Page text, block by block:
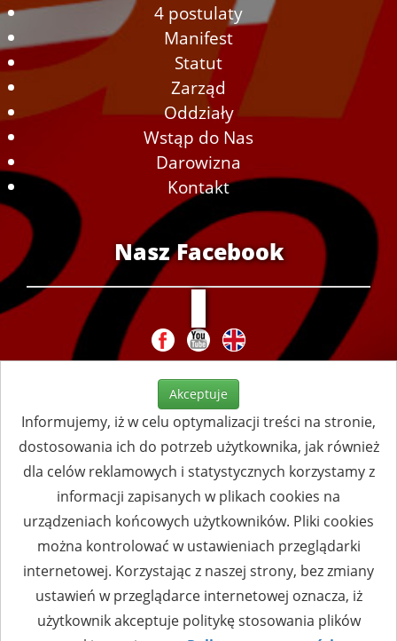
4 postulaty
Manifest
Statut
Zarząd
Oddziały
Wstąp do Nas
Darowizna
Kontakt
Nasz Facebook
Akceptuje
Informujemy, iż w celu optymalizacji treści na stronie,
dostosowania ich do potrzeb użytkownika, jak również
dla celów reklamowych i statystycznych korzystamy z
informacji zapisanych w plikach cookies na
urządzeniach końcowych użytkowników. Pliki cookies
można kontrolować w ustawieniach przeglądarki
internetowej. Korzystając z naszej strony, bez zmiany
ustawień w przeglądarce internetowej oznacza, iż
użytkownik akceptuje politykę stosowania plików